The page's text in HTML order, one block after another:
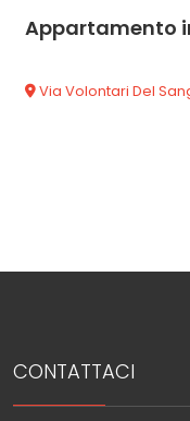
Appartamento
Via Volontari Del
CONTATTACI